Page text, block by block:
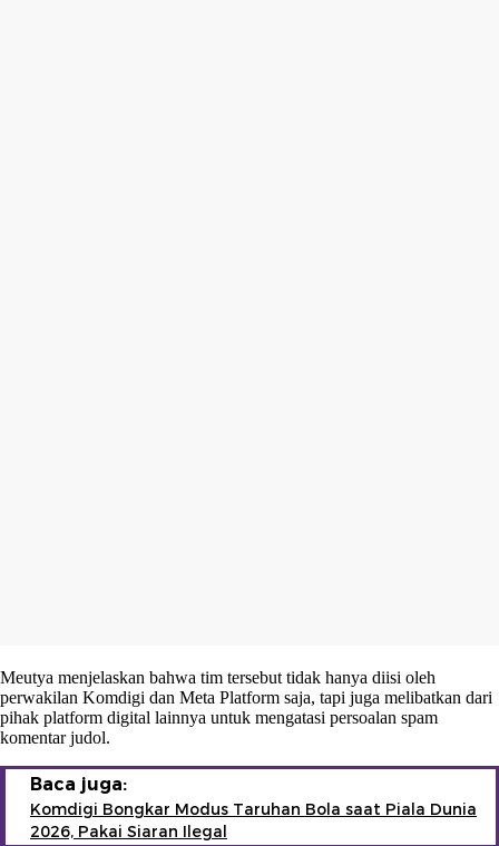
Meutya menjelaskan bahwa tim tersebut tidak hanya diisi oleh
perwakilan Komdigi dan Meta Platform saja, tapi juga melibatkan dari
pihak platform digital lainnya untuk mengatasi persoalan spam
komentar judol.
Baca juga:
Komdigi Bongkar Modus Taruhan Bola saat Piala Dunia
2026, Pakai Siaran Ilegal